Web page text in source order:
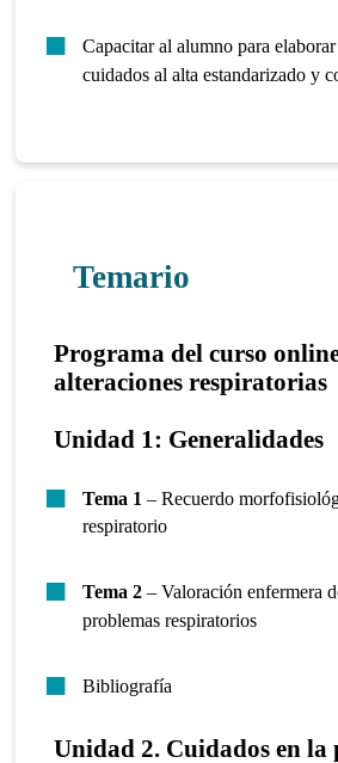
Capacitar al alumno para
cuidados al alta estandarizado y
Temario
Programa del curso
alteraciones respiratorias
Unidad 1: Generalidades
Tema 1 – Recuerdo
respiratorio
Tema 2 – Valoración enfermera
problemas respiratorios
Bibliografía
Unidad 2. Cuidados en la